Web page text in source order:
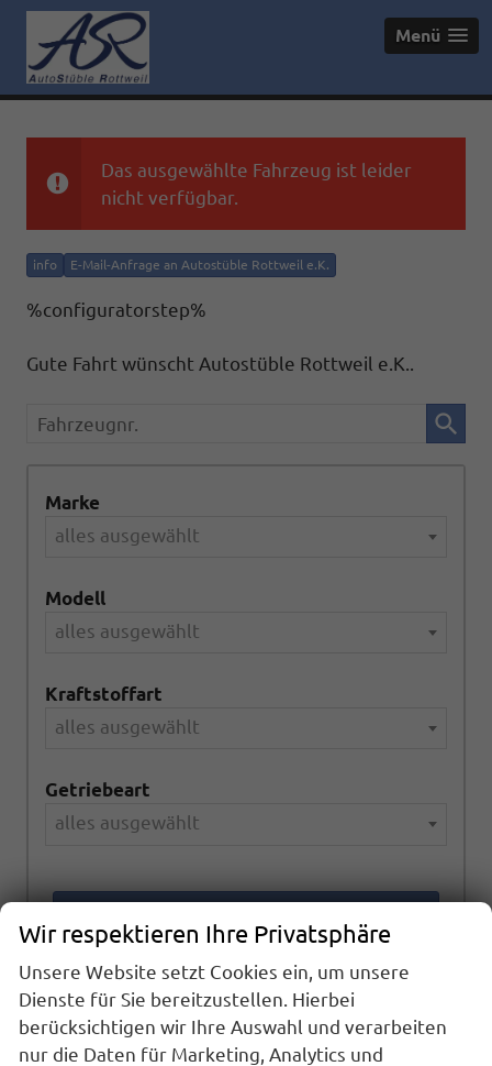
Menü
Das ausgewählte Fahrzeug ist leider
nicht verfügbar.
info E-Mail-Anfrage an Autostüble Rottweil e.K.
%configuratorstep%
Gute Fahrt wünscht Autostüble Rottweil e.K..
Fahrzeugnr.
Marke
alles ausgewählt
Modell
alles ausgewählt
Kraftstoffart
alles ausgewählt
Getriebeart
alles ausgewählt
Anmelden
Wir respektieren Ihre Privatsphäre
Unsere Website setzt Cookies ein, um unsere
Dienste für Sie bereitzustellen. Hierbei
berücksichtigen wir Ihre Auswahl und verarbeiten
nur die Daten für Marketing, Analytics und